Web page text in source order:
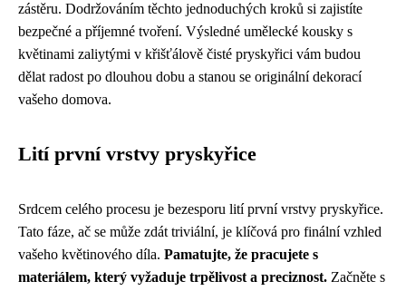
zástěru. Dodržováním těchto jednoduchých kroků si zajistíte
bezpečné a příjemné tvoření. Výsledné umělecké kousky s
květinami zaliytými v křišťálově čisté pryskyřici vám budou
dělat radost po dlouhou dobu a stanou se originální dekorací
vašeho domova.
Lití první vrstvy pryskyřice
Srdcem celého procesu je bezesporu lití první vrstvy pryskyřice.
Tato fáze, ač se může zdát triviální, je klíčová pro finální vzhled
vašeho květinového díla. Pamatujte, že pracujete s
materiálem, který vyžaduje trpělivost a preciznost. Začněte s